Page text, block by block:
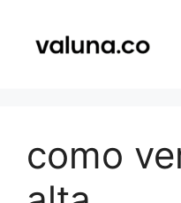
contenido
como